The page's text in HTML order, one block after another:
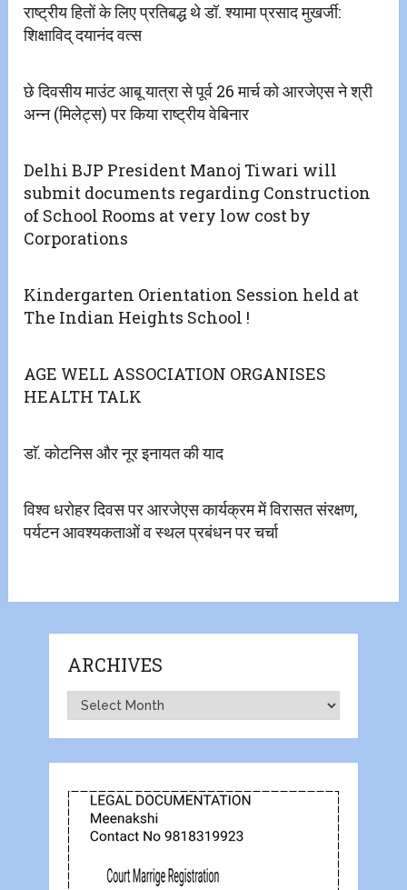
राष्ट्रीय हितों के लिए प्रतिबद्ध थे डॉ. श्यामा प्रसाद मुखर्जी:
शिक्षाविद् दयानंद वत्स
छे दिवसीय माउंट आबू यात्रा से पूर्व 26 मार्च को आरजेएस ने श्री
अन्न‌ (मिलेट्स) पर किया राष्ट्रीय वेबिनार
Delhi BJP President Manoj Tiwari will
submit documents regarding Construction
of School Rooms at very low cost by
Corporations
Kindergarten Orientation Session held at
The Indian Heights School !
AGE WELL ASSOCIATION ORGANISES
HEALTH TALK
डाॅ. कोटनिस और नूर इनायत की याद
विश्व धरोहर दिवस पर आरजेएस कार्यक्रम में विरासत संरक्षण,
पर्यटन आवश्यकताओं व स्थल प्रबंधन पर चर्चा
ARCHIVES
Archives